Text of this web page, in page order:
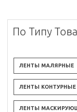
По Типу
ЛЕНТЫ МАЛЯРНЫЕ
ЛЕНТЫ КОНТУРНЫЕ
ЛЕНТЫ